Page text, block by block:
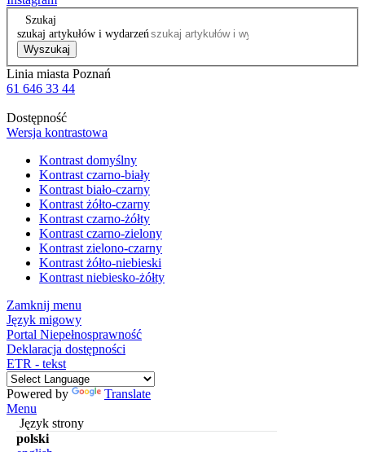
Szukaj
szukaj artykułów i wydarzeń
Wyszukaj
Linia miasta Poznań
61 646 33 44
Dostępność
Wersja kontrastowa
Kontrast domyślny
Kontrast czarno-biały
Kontrast biało-czarny
Kontrast żółto-czarny
Kontrast czarno-żółty
Kontrast czarno-zielony
Kontrast zielono-czarny
Kontrast żółto-niebieski
Kontrast niebiesko-żółty
Zamknij menu
Język migowy
Portal Niepełnosprawność
Deklaracja dostępności
ETR - tekst
Powered by
Translate
Menu
Język strony
polski